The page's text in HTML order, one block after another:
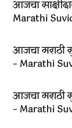
आजचा
Marathi
आजचा मराठी
– Marathi
आजचा मराठी
– Marathi